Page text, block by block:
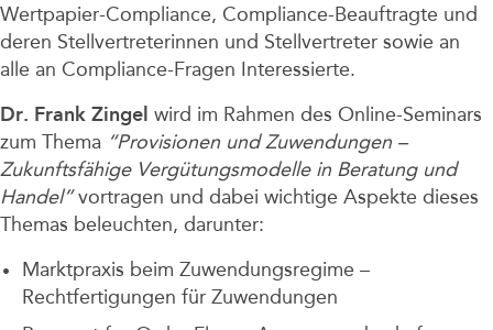
Wertpapier-Compliance, Compliance-Beauftragte und
deren Stellvertreterinnen und Stellvertreter sowie an
alle an Compliance-Fragen Interessierte.
Dr. Frank Zingel wird im Rahmen des Online-Seminars
zum Thema “Provisionen und Zuwendungen –
Zukunftsfähige Vergütungsmodelle in Beratung und
Handel”vortragen und dabei wichtige Aspekte dieses
Themas beleuchten, darunter:
Marktpraxis beim Zuwendungsregime –
Rechtfertigungen für Zuwendungen